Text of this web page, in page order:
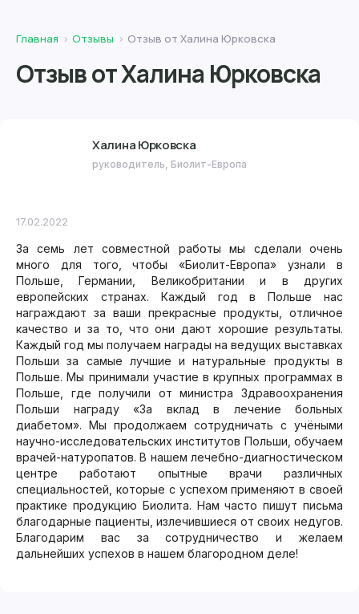
Главная Отзывы Отзыв от Халина Юрковска
Отзыв от Халина Юрковска
Халина Юрковска
руководитель, Биолит-Европа
17.02.2022
За семь лет совместной работы мы сделали очень
много для того, чтобы «Биолит-Европа» узнали в
Польше, Германии, Великобритании и в других
европейских странах. Каждый год в Польше нас
награждают за ваши прекрасные продукты, отличное
качество и за то, что они дают хорошие результаты.
Каждый год мы получаем награды на ведущих выставках
Польши за самые лучшие и натуральные продукты в
Польше. Мы принимали участие в крупных программах в
Польше, где получили от министра Здравоохранения
Польши награду «За вклад в лечение больных
диабетом». Мы продолжаем сотрудничать с учёными
научно-исследовательских институтов Польши, обучаем
врачей-натуропатов. В нашем лечебно-диагностическом
центре работают опытные врачи различных
специальностей, которые с успехом применяют в своей
практике продукцию Биолита. Нам часто пишут письма
благодарные пациенты, излечившиеся от своих недугов.
Благодарим вас за сотрудничество и желаем
дальнейших успехов в нашем благородном деле!